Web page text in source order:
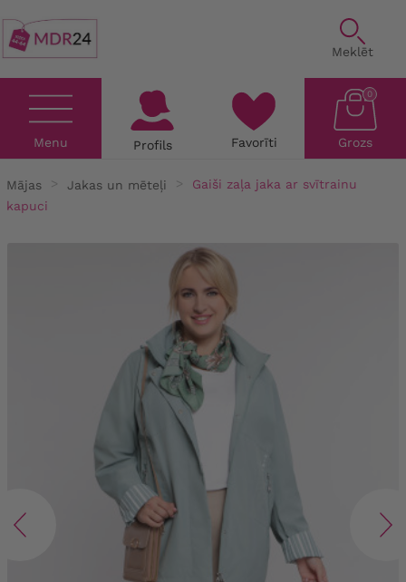
Meklēt
Menu Profils Favorīti Grozs
0
Mājas Jakas un mēteļi
Gaiši zaļa jaka ar svītrainu
kapuci